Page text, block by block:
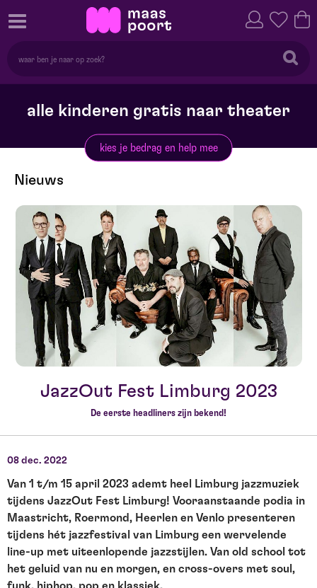
alle kinderen gratis naar theater
kies je bedrag en help mee
Nieuws
JazzOut Fest Limburg 2023
De eerste headliners zijn bekend!
08 dec. 2022
Van 1 t/m 15 april 2023 ademt heel Limburg jazzmuziek
tijdens JazzOut Fest Limburg! Vooraanstaande podia in
Maastricht, Roermond, Heerlen en Venlo presenteren
tijdens hét jazzfestival van Limburg een wervelende
line-up met uiteenlopende jazzstijlen. Van old school tot
het geluid van nu en morgen, en cross-overs met soul,